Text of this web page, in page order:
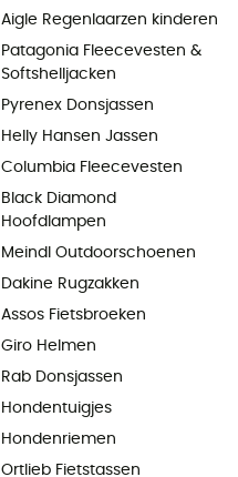
Aigle Regenlaarzen kinderen
Patagonia Fleecevesten &
Softshelljacken
Pyrenex Donsjassen
Helly Hansen Jassen
Columbia Fleecevesten
Black Diamond
Hoofdlampen
Meindl Outdoorschoenen
Dakine Rugzakken
Assos Fietsbroeken
Giro Helmen
Rab Donsjassen
Hondentuigjes
Hondenriemen
Ortlieb Fietstassen